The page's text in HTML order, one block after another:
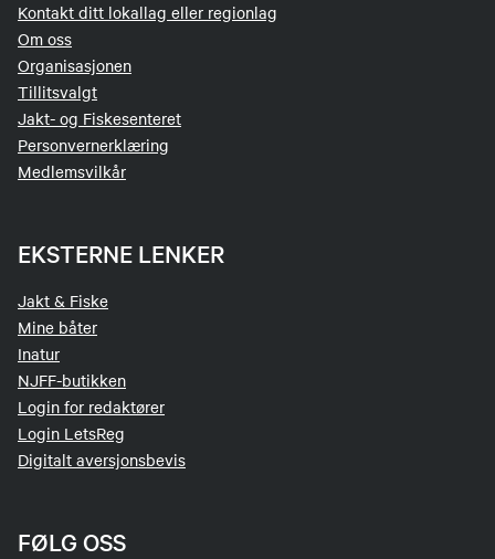
Kontakt ditt lokallag eller regionlag
Om oss
Organisasjonen
Tillitsvalgt
Jakt- og Fiskesenteret
Personvernerklæring
Medlemsvilkår
EKSTERNE LENKER
Jakt & Fiske
Mine båter
Inatur
NJFF-butikken
Login for redaktører
Login LetsReg
Digitalt aversjonsbevis
FØLG OSS